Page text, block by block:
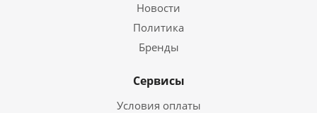
Новости
Политика
Бренды
Сервисы
Условия оплаты